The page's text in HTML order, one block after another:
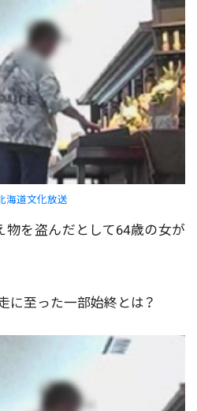
海道文化放送
を盗んだとして64歳の女が
に至った一部始終とは？